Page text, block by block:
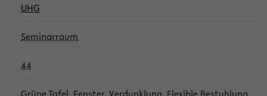
UHG
Seminarraum
44